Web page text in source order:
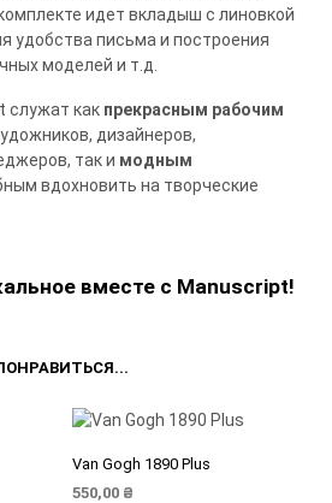
идет вкладыш с линовкой
удобства письма и построения
моделей и т.д.
служат как прекрасным рабочим
дизайнеров,
так и модным
вдохновить на творческие
вместе с Manuscript!
Van Gogh 1890 Plus
550,00 ₴